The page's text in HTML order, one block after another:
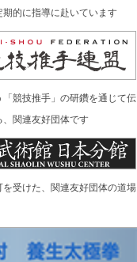
期的に指導に赴いています
競技推手」の研鑽を通じて伝
関連友好団体です
受けた、関連友好団体の道場